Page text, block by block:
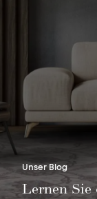
Unser Blog
Lernen Sie